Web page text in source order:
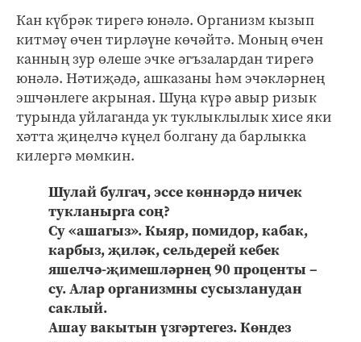
Кан күбрәк тирегә юнәлә. Организм кызып
китмәү өчен тирләүне көчәйтә. Моның өчен
канның зур өлеше эчке әгъзалардан тирегә
юнәлә. Нәтиҗәдә, ашказаны һәм эчәкләрнең
эшчәнлеге акрыная. Шуңа күрә авыр ризык
турында уйлаганда ук туклыклылык хисе яки
хәтта җиңелчә күңел болгану да барлыкка
килергә мөмкин.
Шулай булгач, эссе көннәрдә ничек
тукланырга соң?
Су «ашагыз». Кыяр, помидор, кабак,
карбыз, җиләк, сельдерей кебек
яшелчә-җимешләрнең 90 проценты –
су. Алар организмны сусызланудан
саклый.
Ашау вакытын үзгәртегез. Көндез